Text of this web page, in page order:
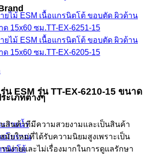
ะเภทต่างๆ
ะว่ายน้ำ
ยโบราณ
รนิตโต้
รุ่น ESM รุ่น TT-EX-6210-15 ขนาด
นสินค้าทีมีความสวยงามและเป็นสินค้า
มัยใหม่ที่ได้รับความนิยมสูงเพราะเป็น
นง่ายและไม่เรื่องมากในการดูแลรักษา